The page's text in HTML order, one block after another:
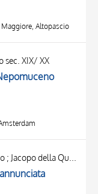
Maggiore, Altopascio
sec. XIX/ XX